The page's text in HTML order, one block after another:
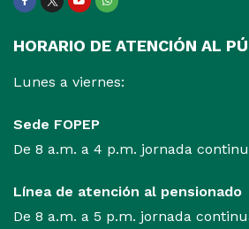
Facebook
TwitterYoutubeWhatsApp
HORARIO DE ATENCIÓN AL
Lunes a viernes:
Sede FOPEP
De 8 a.m. a 4 p.m. jornada
Línea de atención al pensionado
De 8 a.m. a 5 p.m. jornada